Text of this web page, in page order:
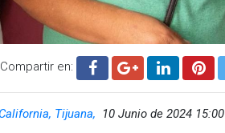
Compartir en:
Tijuana,
10 Junio de 2024 15:00